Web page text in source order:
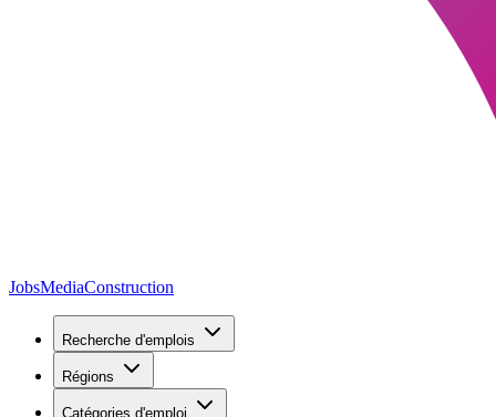
JobsMediaConstruction
Recherche d'emplois
Régions
Catégories d'emploi